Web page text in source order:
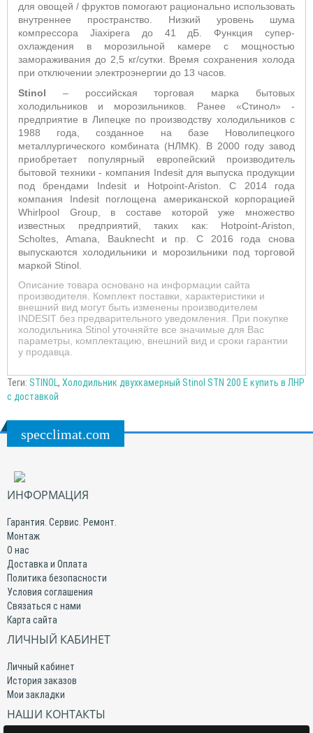
для овощей / фруктов помогают рационально использовать
внутреннее пространство. Низкий уровень шума
компрессора Jiaxipera до 41 дБ. Функция супер-
охлаждения в морозильной камере с мощностью
замораживания до 2,5 кг/сутки. Время сохранения холода
при отключении электроэнергии до 13 часов.
Stinol – российская торговая марка бытовых
холодильников и морозильников. Ранее «Стинол» -
предприятие в Липецке по производству холодильников c
1988 года, созданное на базе Новолипецкого
металлургического комбината (НЛМК). В 2000 году завод
приобретает популярный европейский производитель
бытовой техники - компания Indesit для выпуска продукции
под брендами Indesit и Hotpoint-Ariston. С 2014 года
компания Indesit поглощена американской корпорацией
Whirlpool Group, в составе которой уже множество
известных предприятий, таких как: Hotpoint-Ariston,
Scholtes, Amana, Bauknecht и пр. C 2016 года снова
выпускаются холодильники и морозильники под торговой
маркой Stinol.
Описание товара основано на информации сайта
производителя. Комплект поставки, характеристики и
внешний вид могут быть изменены производителем
INDESIT без предварительного уведомления. При покупке
холодильника Stinol уточняйте все значимые для Вас
параметры, комплектацию, внешний вид и сроки гарантии
у продавца.
Теги: STINOL, Холодильник двухкамерный Stinol STN 200 E купить в ЛНР
с доставкой
specclimat.com
ИНФОРМАЦИЯ
Гарантия. Сервис. Ремонт.
Монтаж
О нас
Доставка и Оплата
Политика безопасности
Условия соглашения
Связаться с нами
Карта сайта
ЛИЧНЫЙ КАБИНЕТ
Личный кабинет
История заказов
Мои закладки
НАШИ КОНТАКТЫ